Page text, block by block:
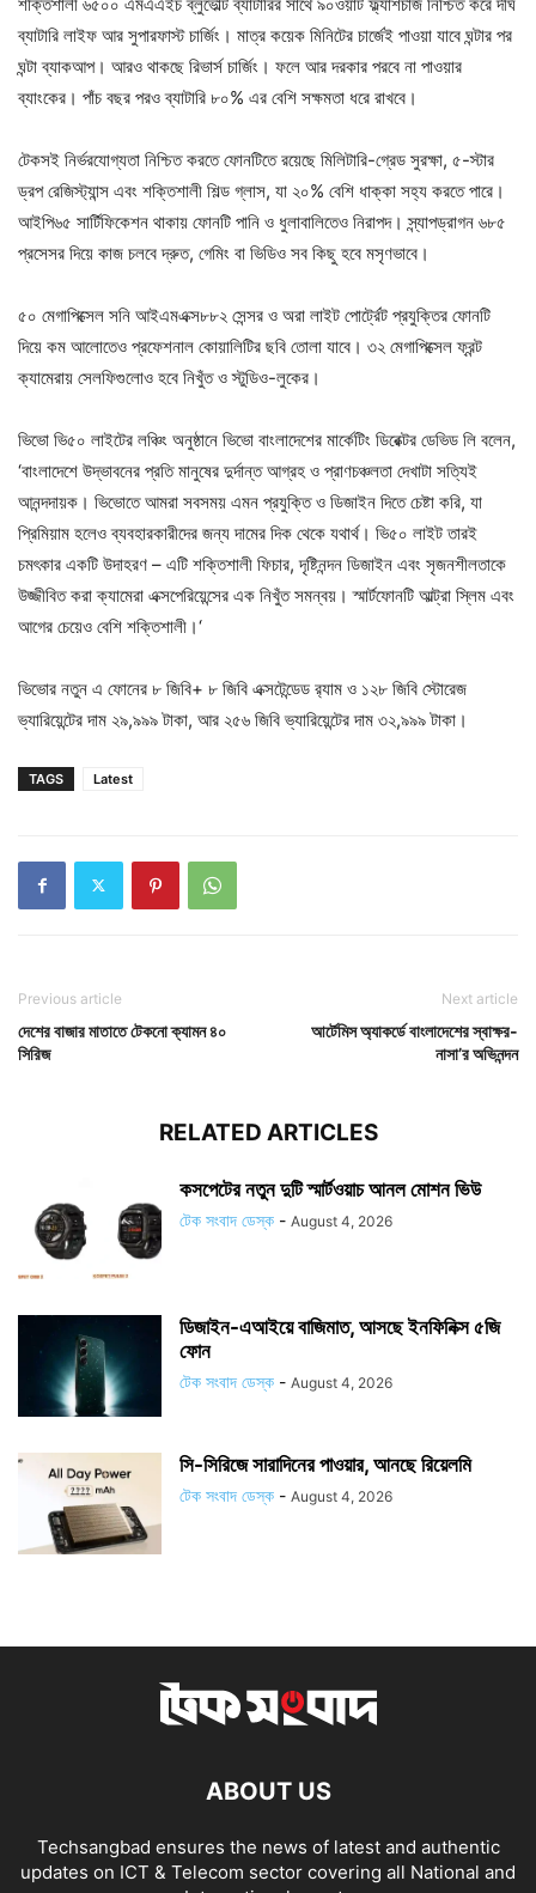
ব্যাটারি লাইফ আর সুপারফাস্ট চার্জিং। মাত্র কয়েক মিনিটের চার্জেই পাওয়া যাবে ঘন্টার পর
ঘন্টা ব্যাকআপ। আরও থাকছে রিভার্স চার্জিং। ফলে আর দরকার পরবে না পাওয়ার
ব্যাংকের। পাঁচ বছর পরও ব্যাটারি ৮০% এর বেশি সক্ষমতা ধরে রাখবে।
টেকসই নির্ভরযোগ্যতা নিশ্চিত করতে ফোনটিতে রয়েছে মিলিটারি-গ্রেড সুরক্ষা, ৫-স্টার
ড্রপ রেজিস্ট্যান্স এবং শক্তিশালী শিল্ড গ্লাস, যা ২০% বেশি ধাক্কা সহ্য করতে পারে।
আইপি৬৫ সার্টিফিকেশন থাকায় ফোনটি পানি ও ধুলাবালিতেও নিরাপদ। স্ন্যাপড্রাগন ৬৮৫
প্রসেসর দিয়ে কাজ চলবে দ্রুত, গেমিং বা ভিডিও সব কিছু হবে মসৃণভাবে।
৫০ মেগাপিক্সেল সনি আইএমএক্স৮৮২ সেন্সর ও অরা লাইট পোর্ট্রেট প্রযুক্তির ফোনটি
দিয়ে কম আলোতেও প্রফেশনাল কোয়ালিটির ছবি তোলা যাবে। ৩২ মেগাপিক্সেল ফ্রন্ট
ক্যামেরায় সেলফিগুলোও হবে নিখুঁত ও স্টুডিও-লুকের।
ভিভো ভি৫০ লাইটের লঞ্চিং অনুষ্ঠানে ভিভো বাংলাদেশের মার্কেটিং ডিরেক্টর ডেভিড লি বলেন,
‘বাংলাদেশে উদ্ভাবনের প্রতি মানুষের দুর্দান্ত আগ্রহ ও প্রাণচঞ্চলতা দেখাটা সত্যিই
আনন্দদায়ক। ভিভোতে আমরা সবসময় এমন প্রযুক্তি ও ডিজাইন দিতে চেষ্টা করি, যা
প্রিমিয়াম হলেও ব্যবহারকারীদের জন্য দামের দিক থেকে যথার্থ। ভি৫০ লাইট তারই
চমৎকার একটি উদাহরণ – এটি শক্তিশালী ফিচার, দৃষ্টিনন্দন ডিজাইন এবং সৃজনশীলতাকে
উজ্জীবিত করা ক্যামেরা এক্সপেরিয়েন্সের এক নিখুঁত সমন্বয়। স্মার্টফোনটি আল্ট্রা স্লিম এবং
আগের চেয়েও বেশি শক্তিশালী।‘
ভিভোর নতুন এ ফোনের ৮ জিবি+ ৮ জিবি এক্সটেন্ডেড র‍্যাম ও ১২৮ জিবি স্টোরেজ
ভ্যারিয়েন্টের দাম ২৯,৯৯৯ টাকা, আর ২৫৬ জিবি ভ্যারিয়েন্টের দাম ৩২,৯৯৯ টাকা।
TAGS Latest
Previous article
দেশের বাজার মাতাতে টেকনো ক্যামন ৪০
সিরিজ
Next article
আর্টেমিস অ্যাকর্ডে বাংলাদেশের স্বাক্ষর-
নাসা’র অভিনন্দন
RELATED ARTICLES
কসপেটের নতুন দুটি স্মার্টওয়াচ আনল মোশন ভিউ
টেক সংবাদ ডেস্ক - August 4, 2026
ডিজাইন-এআইয়ে বাজিমাত, আসছে ইনফিনিক্স ৫জি
ফোন
টেক সংবাদ ডেস্ক - August 4, 2026
সি-সিরিজে সারাদিনের পাওয়ার, আনছে রিয়েলমি
টেক সংবাদ ডেস্ক - August 4, 2026
ABOUT US
Techsangbad ensures the news of latest and authentic
updates on ICT & Telecom sector covering all National and